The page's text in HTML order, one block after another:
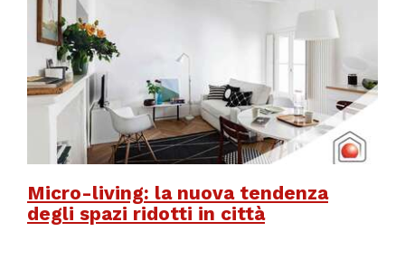
Micro-living: la nuova tendenza
degli spazi ridotti in città